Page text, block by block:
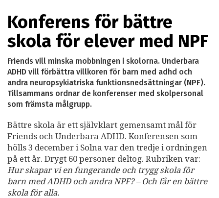
Konferens för bättre
skola för elever med NPF
Friends vill minska mobbningen i skolorna. Underbara
ADHD vill förbättra villkoren för barn med adhd och
andra neuropsykiatriska funktionsnedsättningar (NPF).
Tillsammans ordnar de konferenser med skolpersonal
som främsta målgrupp.
Bättre skola är ett självklart gemensamt mål för
Friends och Underbara ADHD. Konferensen som
hölls 3 december i Solna var den tredje i ordningen
på ett år. Drygt 60 personer deltog. Rubriken var:
Hur skapar vi en fungerande och trygg skola för
barn med ADHD och andra NPF? – Och får en bättre
skola för alla.